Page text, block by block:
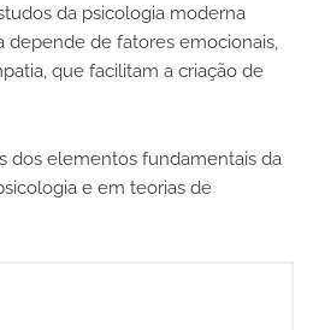
da psicologia moderna
depende de fatores emocionais,
que facilitam a criação de
dos elementos fundamentais da
e em teorias de